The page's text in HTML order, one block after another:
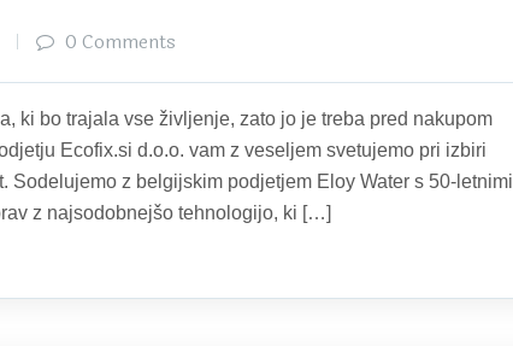
0 Comments
ki bo trajala vse življenje, zato jo je treba pred nakupom
Ecofix.si d.o.o. vam z veseljem svetujemo pri izbiri
Sodelujemo z belgijskim podjetjem Eloy Water s 50-letnimi
z najsodobnejšo tehnologijo, ki […]